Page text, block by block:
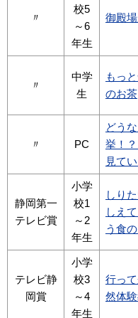
〃
校5
～6
年生
御殿
〃
中学
生
もっ
のお茶
〃 PC
どう
挙！
見て
静岡第一
テレビ賞
小学
校1
～2
年生
しり
しえ
う食
テレビ静
岡賞
小学
校3
～4
年生
行っ
然体